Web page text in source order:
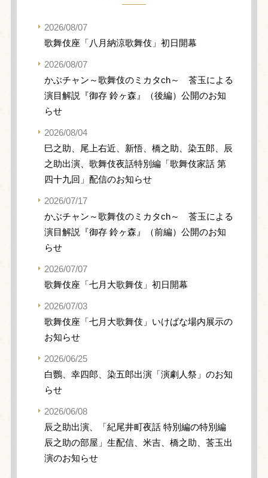
2026/08/07
歌舞伎座「八月納涼歌舞伎」初日開幕
2026/08/07
かぶチャン～歌舞伎のミカタch～ 莟玉による
演目解説『御存 鈴ヶ森』（後編）公開のお知
らせ
2026/08/04
巳之助、尾上右近、新悟、橋之助、染五郎、辰
之助出演、歌舞伎夜話特別編「歌舞伎家話 第
四十九回」配信のお知らせ
2026/07/17
かぶチャン～歌舞伎のミカタch～ 莟玉による
演目解説『御存 鈴ヶ森』（前編）公開のお知
らせ
2026/07/07
歌舞伎座「七月大歌舞伎」初日開幕
2026/07/03
歌舞伎座「七月大歌舞伎」いけばな場内展示の
お知らせ
2026/06/25
白鸚、幸四郎、染五郎出演「演劇人祭」のお知
らせ
2026/06/08
辰之助出演、「紀尾井町夜話 特別編の特別編
辰之助の部屋」生配信、米吉、橋之助、莟玉出
演のお知らせ